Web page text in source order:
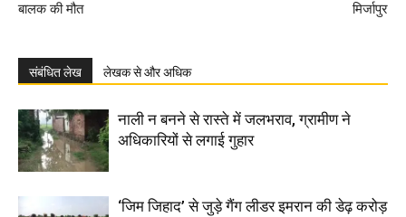
बालक की मौत
मिर्जापुर
संबंधित लेख लेखक से और अधिक
नाली न बनने से रास्ते में जलभराव, ग्रामीण ने
अधिकारियों से लगाई गुहार
‘जिम जिहाद’ से जुड़े गैंग लीडर इमरान की डेढ़ करोड़